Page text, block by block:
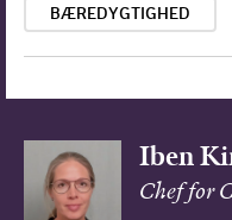
BÆREDYGTIGHED
Iben
Chef for